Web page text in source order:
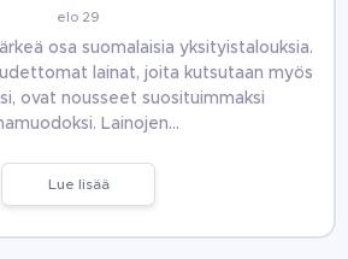
elo 29
osa suomalaisia yksityistalouksia.
lainat, joita kutsutaan myös
ovat nousseet suosituimmaksi
Lainojen…
Lue lisää